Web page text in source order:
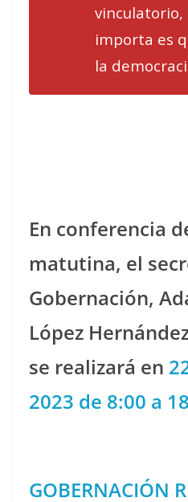
vinculatorio,
importa es
la
En conferencia
matutina, el
Gobernación,
López
se realizará en
2023 de 8:00 a
GOBERNACIÓN